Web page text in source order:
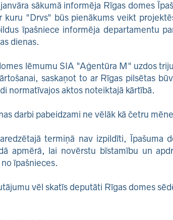
janvāra sākumā informēja Rīgas domes
kuru "Drvs" būs pienākums veikt
īpašniece informēja departamentu
dienas.
lēmumu SIA "Aģentūra M" uzdos
saskaņot to ar Rīgas pilsētas
normatīvajos aktos noteiktajā kārtībā.
darbi pabeidzami ne vēlāk kā četru
termiņā nav izpildīti, Īpašuma
apmērā, lai novērstu bīstamību un
īpašnieces.
vēl skatīs deputāti Rīgas domes